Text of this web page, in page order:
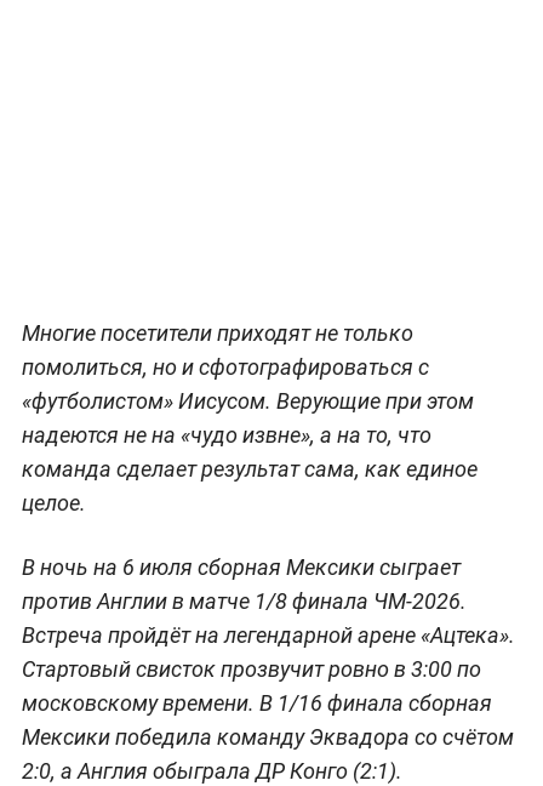
Многие посетители приходят не только
помолиться, но и сфотографироваться с
«футболистом» Иисусом. Верующие при этом
надеются не на «чудо извне», а на то, что
команда сделает результат сама, как единое
целое.
В ночь на 6 июля сборная Мексики сыграет
против Англии в матче 1/8 финала ЧМ-2026.
Встреча пройдёт на легендарной арене «Ацтека».
Стартовый свисток прозвучит ровно в 3:00 по
московскому времени. В 1/16 финала сборная
Мексики победила команду Эквадора со счётом
2:0, а Англия обыграла ДР Конго (2:1).